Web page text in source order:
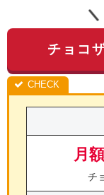
チョコ
月
チ